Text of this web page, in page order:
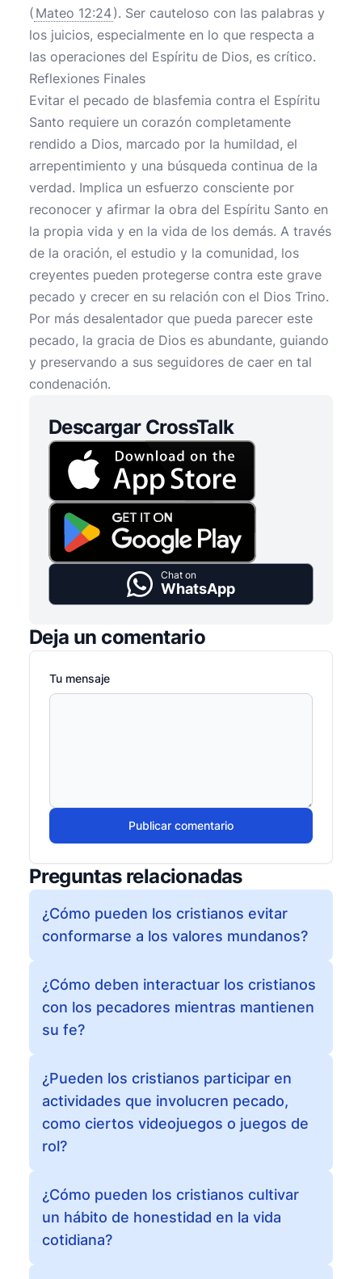
( Mateo 12:24). Ser cauteloso con las palabras y
los juicios, especialmente en lo que respecta a
las operaciones del Espíritu de Dios, es crítico.
Reflexiones Finales
Evitar el pecado de blasfemia contra el Espíritu
Santo requiere un corazón completamente
rendido a Dios, marcado por la humildad, el
arrepentimiento y una búsqueda continua de la
verdad. Implica un esfuerzo consciente por
reconocer y afirmar la obra del Espíritu Santo en
la propia vida y en la vida de los demás. A través
de la oración, el estudio y la comunidad, los
creyentes pueden protegerse contra este grave
pecado y crecer en su relación con el Dios Trino.
Por más desalentador que pueda parecer este
pecado, la gracia de Dios es abundante, guiando
y preservando a sus seguidores de caer en tal
condenación.
Descargar CrossTalk
Chat on
WhatsApp
Deja un comentario
Tu mensaje
Publicar comentario
Preguntas relacionadas
¿Cómo pueden los cristianos evitar
conformarse a los valores mundanos?
¿Cómo deben interactuar los cristianos
con los pecadores mientras mantienen
su fe?
¿Pueden los cristianos participar en
actividades que involucren pecado,
como ciertos videojuegos o juegos de
rol?
¿Cómo pueden los cristianos cultivar
un hábito de honestidad en la vida
cotidiana?